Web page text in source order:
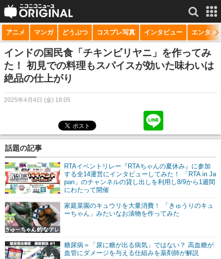
サービス一覧 もっと見る
niconico
動画
生放送
マンガ
ニコニコQ
アニメ マンガ どうぶつ コスプレ写真 インタビュー エンタメ
インドの国民食「チキンビリヤニ」を作ってみ
た！ 初見での料理もスパイスが効いた味わいは
絶品の仕上がり
2025年4月4日 (金) 18:05
話題の記事
RTAイベントリレー『RTAちゃんの夏休み』に参加
する全14運営にインタビューしてみた！ 「RTA in Ja
pan」のチャンネルの貸し出しを利用し8/9から1週間
にわたって開催
家庭菜園のキュウリを大量消費！ 「きゅうりのキュ
ーちゃん」みたいなお漬物を作ってみた
糖尿病＝「尿に糖が出る病気」ではない？ 高血糖が
血管にダメージを与える仕組みを薬剤師が解説